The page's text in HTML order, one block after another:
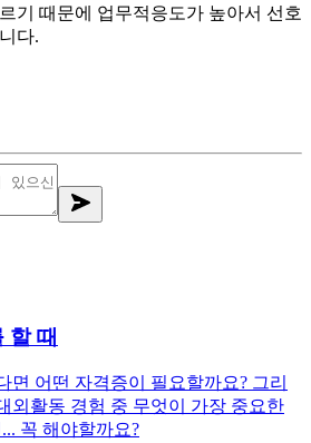
기 때문에 업무적응도가 높아서 선호
다.
할 때
면 어떤 자격증이 필요할까요? 그리
외활동 경험 중 무엇이 가장 중요한
꼭 해야할까요?